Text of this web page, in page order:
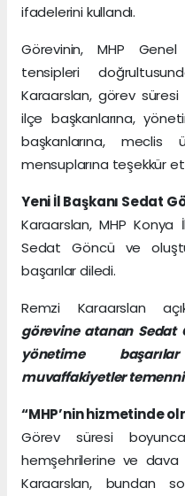
ifadelerini kullandı.
Görevinin, MHP Genel
tensipleri
Karaarslan, görev süresi
ilçe başkanlarına,
başkanlarına,
mensuplarına teşekkür
Yeni İl Başkanı Sedat
Karaarslan, MHP Konya
Sedat Göncü ve
başarılar diledi.
Remzi Karaarslan
görevine atanan Sedat
yönetime
muvaffakiyetler
“MHP’nin hizmetinde
Görev süresi
hemşehrilerine ve dava
Karaarslan, bundan